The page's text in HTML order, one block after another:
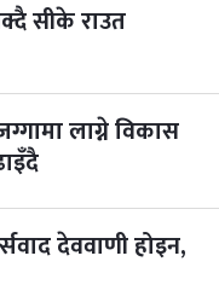
सीके राउत
लाग्ने विकास
देववाणी होइन,